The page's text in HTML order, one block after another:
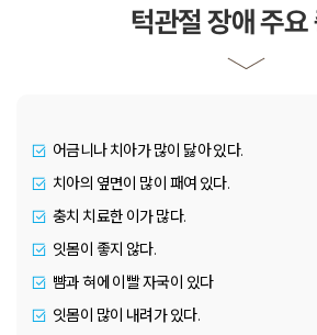
턱관절 장애 주요
어금니나 치아가 많이 닳아 있다.
치아의 옆면이 많이 패여 있다.
충치 치료한 이가 많다.
잇몸이 좋지 않다.
뺨과 혀에 이빨 자국이 있다
잇몸이 많이 내려가 있다.